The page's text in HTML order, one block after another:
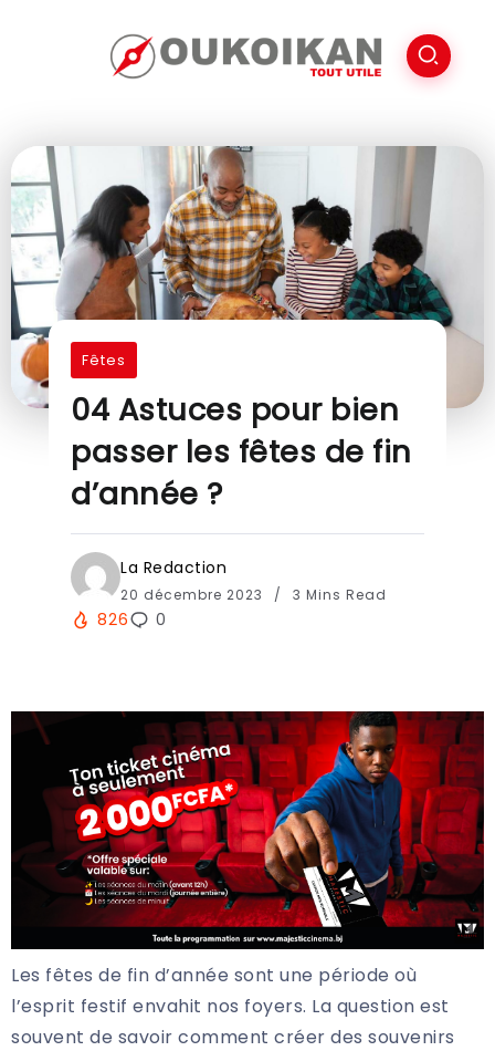
Fêtes
04 Astuces pour bien
passer les fêtes de fin
d’année ?
La Redaction
20 décembre 2023 3 Mins Read
826 0
Les fêtes de fin d’année sont une période où
l’esprit festif envahit nos foyers. La question est
souvent de savoir comment créer des souvenirs